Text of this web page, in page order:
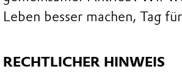
Leben besser machen, Tag
RECHTLICHER HINWEIS